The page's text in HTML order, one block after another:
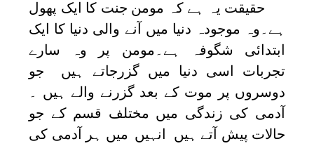
حقیقت یہ ہے کہ مومن جنت کا ایک پھول
ہے۔وہ موجودہ دنیا میں آنے والی دنیا کا ایک
ابتدائی شگوفہ ہے۔مومن پر وہ سارے
تجربات اسی دنیا میں گزرجاتے ہیں جو
دوسروں پر موت کے بعد گزرنے والے ہیں ۔
آدمی کی زندگی میں مختلف قسم کے جو
حالات پیش آتے ہیں انہیں میں ہر آدمی کی